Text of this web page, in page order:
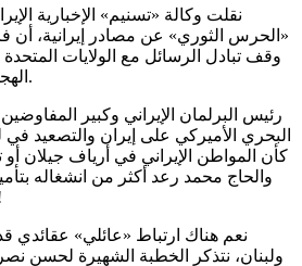
نقلت وكالة «تسنيم» الإخبارية
«الحرس الثوري» عن مصادر إيرانية، أن
وقف تبادل الرسائل مع الولايات
الهجمات المتصاعدة في لبنان.
رئيس البرلمان الإيراني وكبير
البحري الأميركي على إيران والتصعيد في
كأن المواطن الإيراني في أرياف جيلان
والحاج محمد رعد أكثر من انشغاله
لسيارته
نعم هناك ارتباط «عائلي» عقائدي
ولبنان، نتذكر الخطبة الشهيرة لحسن